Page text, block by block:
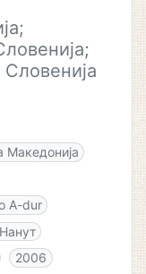
Македонија
A-dur
2006